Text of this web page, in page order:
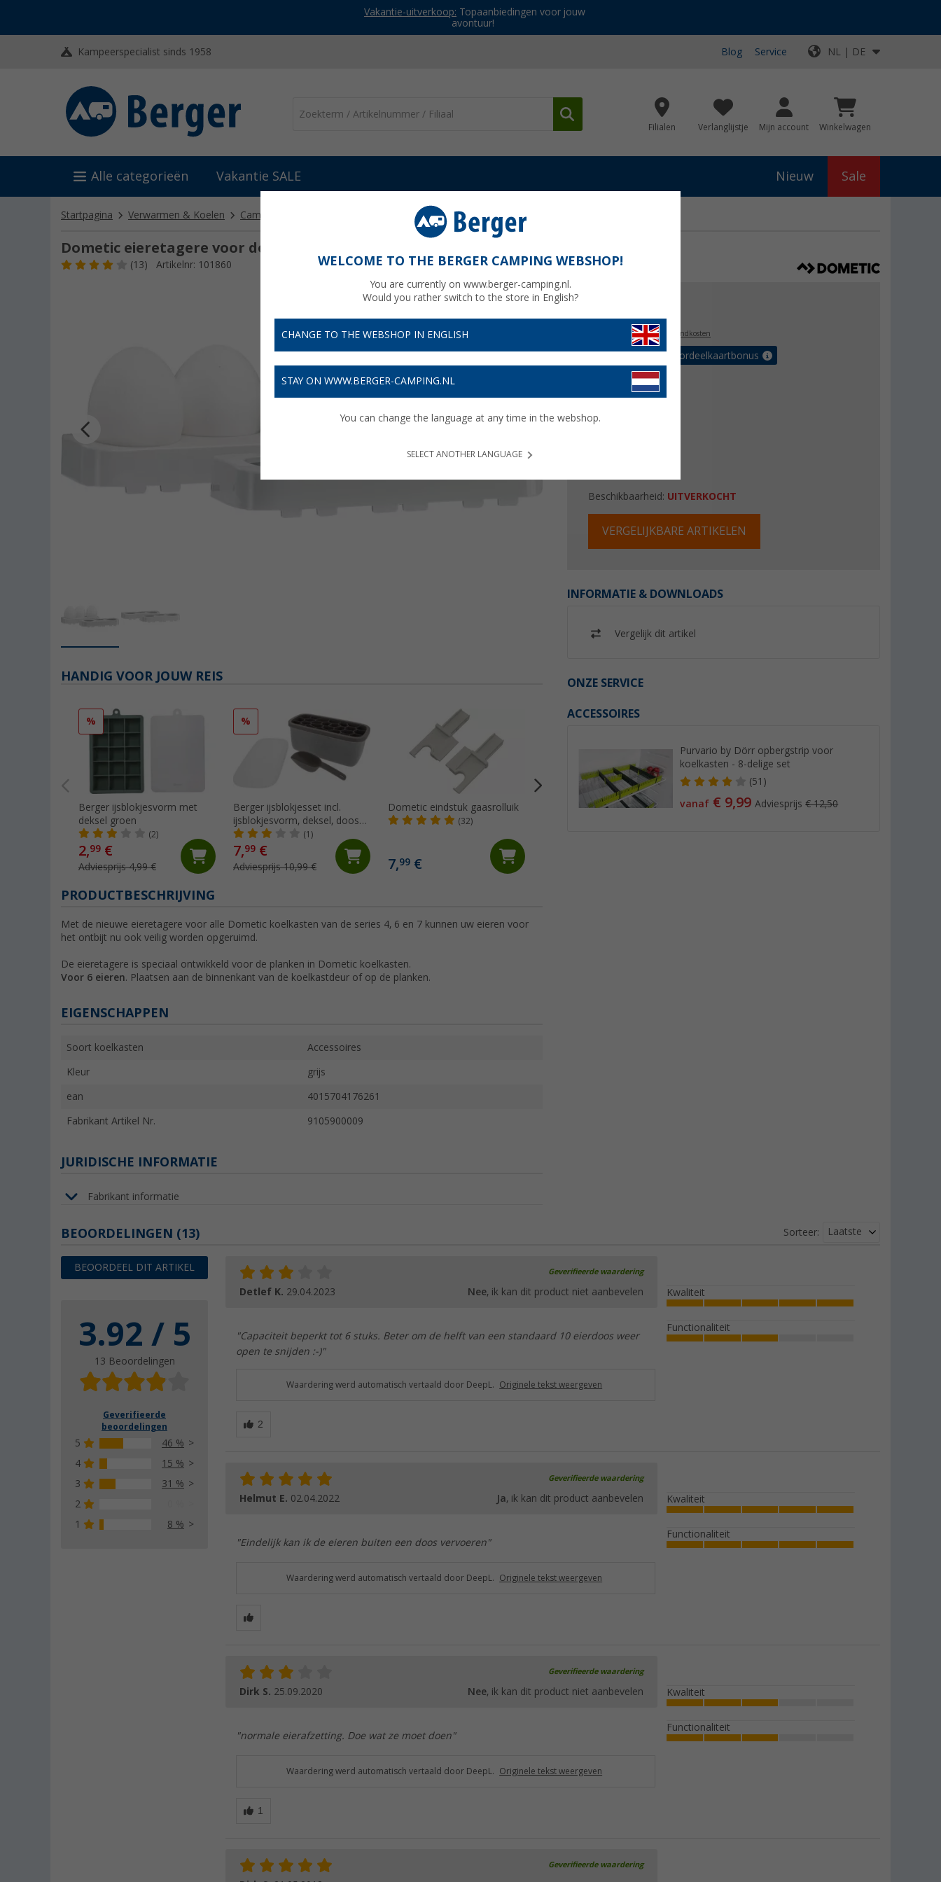
Vakantie-uitverkoop: Topaanbiedingen voor jouw
avontuur!
Kampeerspecialist sinds 1958 Blog Service NL | DE
Filialen Verlanglijstje Mijn account Winkelwagen
Alle categorieën Vakantie SALE Nieuw Sale
Startpagina Verwarmen & Koelen Camping koelkasten Dometic eieretagere voor Dometic koelkasten
Dometic eieretagere voor dometic koelkasten
(13) Artikelnr: 101860
Prijzen incl. BTW plus verzendkosten
Verzeker tot 5% voordeelkaartbonus
Beschikbaarheid: UITVERKOCHT
VERGELIJKBARE ARTIKELEN
INFORMATIE & DOWNLOADS
Vergelijk dit artikel
ONZE SERVICE
ACCESSOIRES
Purvario by Dörr opbergstrip voor
koelkasten - 8-delige set
(51)
vanaf € 9,99Adviesprijs€ 12,50
HANDIG VOOR JOUW REIS
%
Berger ijsblokjesvorm met
deksel groen
(2)
2,99 €
Adviesprijs 4,99 €
%
Berger ijsblokjesset incl.
ijsblokjesvorm, deksel, doos
en ijsschep grijs (1)
7,99 €
Adviesprijs 10,99 €
Dometic eindstuk gaasrolluik
(32)
7,99 €
Afdichting voor rvs koker
Vergrendelknop
PRODUCTBESCHRIJVING
Met de nieuwe eieretagere voor alle Dometic koelkasten van de series 4, 6 en 7 kunnen uw eieren voor
het ontbijt nu ook veilig worden opgeruimd.
De eieretagere is speciaal ontwikkeld voor de planken in Dometic koelkasten.
Voor 6 eieren. Plaatsen aan de binnenkant van de koelkastdeur of op de planken.
EIGENSCHAPPEN
Soort koelkasten Accessoires
Kleur grijs
ean 4015704176261
Fabrikant Artikel Nr. 9105900009
JURIDISCHE INFORMATIE
Fabrikant informatie
BEOORDELINGEN (13)
BEOORDEEL DIT ARTIKEL
3.92 / 5
13 Beoordelingen
Geverifieerde
beoordelingen
5
46 %
4
15 %
3
31 %
2
1
8 %
Sorteer: Laatste
Geverifieerde waardering
Detlef K. 29.04.2023 Nee, ik kan dit product niet aanbevelen
"Capaciteit beperkt tot 6 stuks. Beter om de helft van een standaard 10 eierdoos weer
open te snijden :-)"
Kwaliteit
Functionaliteit
Waardering werd automatisch vertaald door DeepL. Originele tekst weergeven
Geverifieerde waardering
Helmut E. 02.04.2022 Ja, ik kan dit product aanbevelen
"Eindelijk kan ik de eieren buiten een doos vervoeren"
Kwaliteit
Functionaliteit
Waardering werd automatisch vertaald door DeepL. Originele tekst weergeven
Geverifieerde waardering
Dirk S. 25.09.2020 Nee, ik kan dit product niet aanbevelen
"normale eierafzetting. Doe wat ze moet doen"
Kwaliteit
Functionaliteit
Waardering werd automatisch vertaald door DeepL. Originele tekst weergeven
Geverifieerde waardering
WELCOME TO THE BERGER CAMPING WEBSHOP!
You are currently on www.berger-camping.nl.
Would you rather switch to the store in English?
CHANGE TO THE WEBSHOP IN ENGLISH
STAY ON WWW.BERGER-CAMPING.NL
You can change the language at any time in the webshop.
SELECT ANOTHER LANGUAGE